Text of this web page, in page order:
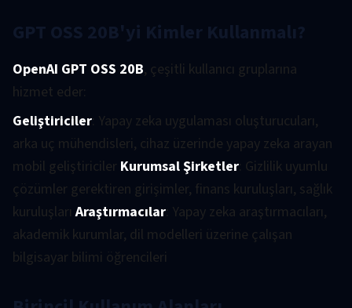
GPT OSS 20B'yi Kimler Kullanmalı?
OpenAI GPT OSS 20B, çeşitli kullanıcı gruplarına
hizmet eder:
Geliştiriciler: Yapay zeka uygulaması oluşturucuları,
arka uç mühendisleri, cihaz üzerinde yapay zeka arayan
mobil geliştiriciler Kurumsal Şirketler: Gizlilik uyumlu
çözümler gerektiren girişimler, finans kuruluşları, sağlık
kuruluşlarıAraştırmacılar: Yapay zeka araştırmacıları,
akademik kurumlar, dil modelleri üzerine çalışan
bilgisayar bilimi öğrencileri